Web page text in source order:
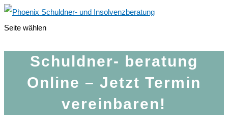
Seite wählen
Schuldner- beratung
Online – Jetzt Termin
vereinbaren!